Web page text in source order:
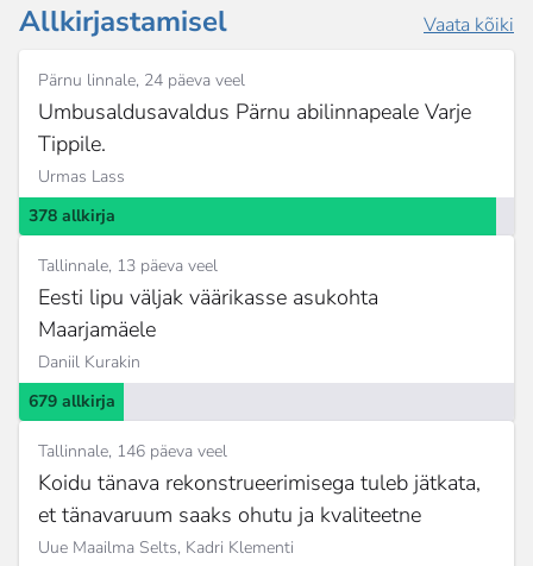
Allkirjastamisel Vaata kõiki
Pärnu linnale 24 päeva veel
Umbusaldusavaldus Pärnu abilinnapeale Varje
Tippile.
Urmas Lass
378 allkirja
Tallinnale 13 päeva veel
Eesti lipu väljak väärikasse asukohta
Maarjamäele
Daniil Kurakin
679 allkirja
Tallinnale 146 päeva veel
Koidu tänava rekonstrueerimisega tuleb jätkata,
et tänavaruum saaks ohutu ja kvaliteetne
Uue Maailma Selts, Kadri Klementi